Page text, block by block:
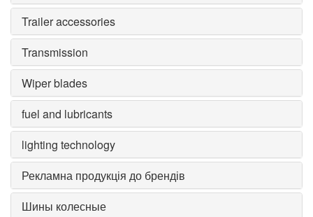
Trailer accessories
Transmission
Wiper blades
fuel and lubricants
lighting technology
Рекламна продукція до брендів
Шины колесные